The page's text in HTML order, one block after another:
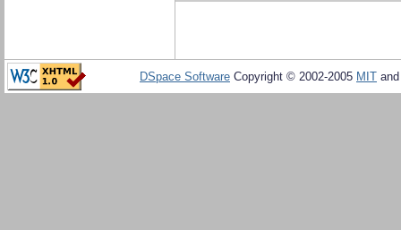
DSpace Software Copyright © 2002-2005 MIT